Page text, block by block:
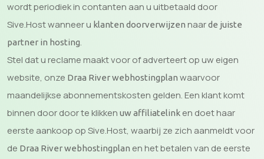
wordt periodiek in contanten aan u uitbetaald door
Sive.Host wanneer u klanten doorverwijzen naarde juiste
partner in hosting.
Stel dat u reclame maakt voor of adverteert op uw eigen
website, onze Draa River webhostingplan waarvoor
maandelijkse abonnementskosten gelden. Een klant komt
binnen door door te klikken uw affiliatelink en doet haar
eerste aankoop op Sive.Host, waarbij ze zich aanmeldt voor
de Draa River webhostingplan en het betalen van de eerste